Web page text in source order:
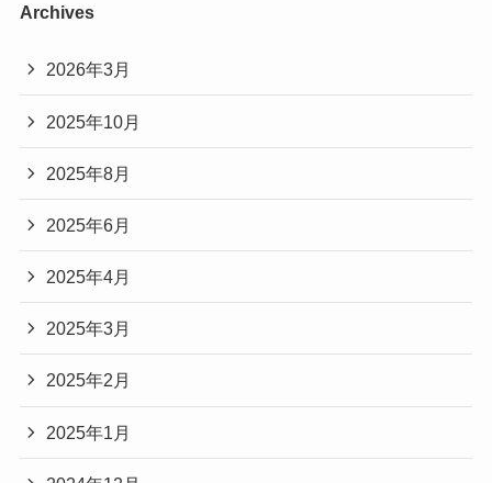
Archives
2026年3月
2025年10月
2025年8月
2025年6月
2025年4月
2025年3月
2025年2月
2025年1月